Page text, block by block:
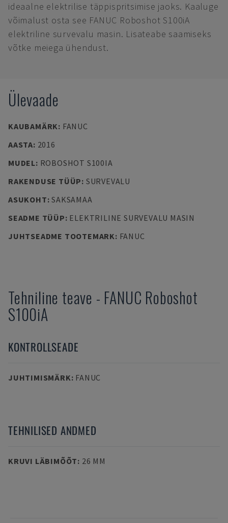
ideaalne elektrilise täppispritsimise jaoks. Kaaluge
võimalust osta see FANUC Roboshot S100iA
elektriline survevalu masin. Lisateabe saamiseks
võtke meiega ühendust.
Ülevaade
KAUBAMÄRK: FANUC
AASTA: 2016
MUDEL: ROBOSHOT S100IA
RAKENDUSE TÜÜP: SURVEVALU
ASUKOHT:SAKSAMAA
SEADME TÜÜP: ELEKTRILINE SURVEVALU MASIN
JUHTSEADME TOOTEMARK: FANUC
Tehniline teave - FANUC Roboshot
S100iA
KONTROLLSEADE
JUHTIMISMÄRK: FANUC
TEHNILISED ANDMED
KRUVI LÄBIMÕÕT: 26 MM